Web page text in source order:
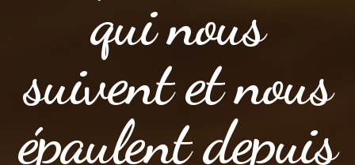
qui nous
suivent et nous
épaulent depuis